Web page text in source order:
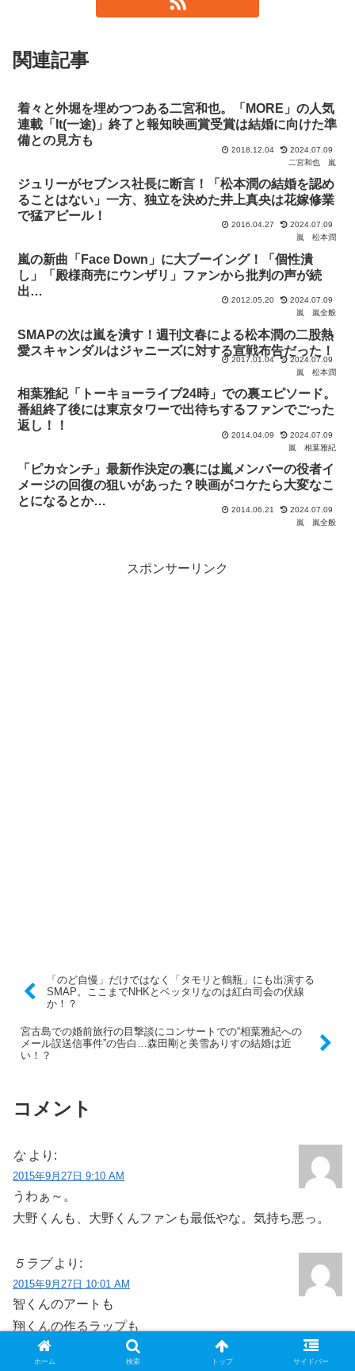
関連記事
着々と外堀を埋めつつある二宮和也。「MORE」の人気
連載「It(一途)」終了と報知映画賞受賞は結婚に向けた準
備との見方も
2018.12.04
2024.07.09
二宮和也
嵐
ジュリーがセブンス社長に断言！「松本潤の結婚を認め
ることはない」一方、独立を決めた井上真央は花嫁修業
で猛アピール！
2016.04.27
2024.07.09
嵐
松本潤
嵐の新曲「Face Down」に大ブーイング！「個性潰
し」「殿様商売にウンザリ」ファンから批判の声が続
出…
2012.05.20
2024.07.09
嵐
嵐全般
SMAPの次は嵐を潰す！週刊文春による松本潤の二股熱
愛スキャンダルはジャニーズに対する宣戦布告だった！
2017.01.04
2024.07.09
嵐
松本潤
相葉雅紀「トーキョーライブ24時」での裏エピソード。
番組終了後には東京タワーで出待ちするファンでごった
返し！！
2014.04.09
2024.07.09
嵐
相葉雅紀
「ピカ☆ンチ」最新作決定の裏には嵐メンバーの役者イ
メージの回復の狙いがあった？映画がコケたら大変なこ
とになるとか…
2014.06.21
2024.07.09
嵐
嵐全般
スポンサーリンク
「のど自慢」だけではなく「タモリと鶴瓶」にも出演する
SMAP。ここまでNHKとベッタリなのは紅白司会の伏線
か！？
宮古島での婚前旅行の目撃談にコンサートでの“相葉雅紀への
メール誤送信事件”の告白…森田剛と美雪ありすの結婚は近
い！？
コメント
な より:
2015年9月27日 9:10 AM
うわぁ～。
大野くんも、大野くんファンも最低やな。気持ち悪っ。
５ラブ より:
2015年9月27日 10:01 AM
智くんのアートも
翔くんの作るラップも
ニノの書くラブソングも
ホーム 検索 トップ サイドバー